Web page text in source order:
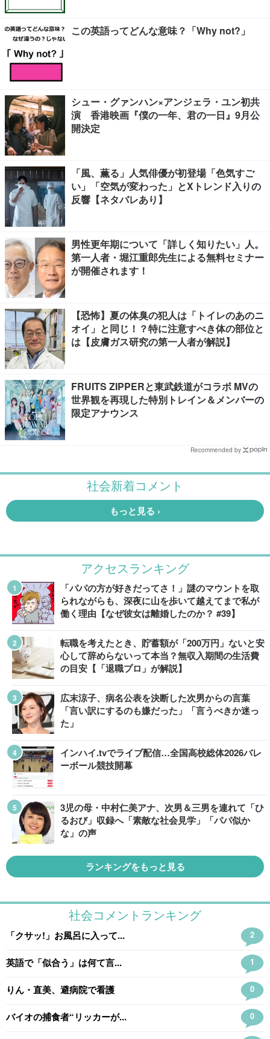
この英語ってどんな意味？「Why not?」
シュー・グァンハン×アンジェラ・ユン初共
演 香港映画『僕の一年、君の一日』9月公
開決定
「風、薫る」人気俳優が初登場「色気すご
い」「空気が変わった」とXトレンド入りの
反響【ネタバレあり】
男性更年期について「詳しく知りたい」人。
第一人者・堀江重郎先生による無料セミナー
が開催されます！
【恐怖】夏の体臭の犯人は「トイレのあのニ
オイ」と同じ！？特に注意すべき体の部位と
は【皮膚ガス研究の第一人者が解説】
FRUITS ZIPPERと東武鉄道がコラボ MVの
世界観を再現した特別トレイン＆メンバーの
限定アナウンス
Recommended by
アクセスランキング
「パパの方が好きだってさ！」謎のマウントを取
られながらも、深夜に山を歩いて越えてまで私が
働く理由【なぜ彼女は離婚したのか？ #39】
転職を考えたとき、貯蓄額が「200万円」ないと安
心して辞めらないって本当？無収入期間の生活費
の目安【「退職プロ」が解説】
広末涼子、病名公表を決断した次男からの言葉
「言い訳にするのも嫌だった」「言うべきか迷っ
た」
インハイ.tvでライブ配信…全国高校総体2026バレ
ーボール競技開幕
3児の母・中村仁美アナ、次男＆三男を連れて「ひ
るおび」収録へ「素敵な社会見学」「パパ似か
な」の声
ランキングをもっと見る